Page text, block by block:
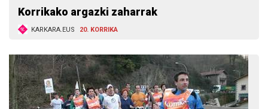
Korrikako argazki zaharrak
KARKARA.EUS 20. KORRIKA